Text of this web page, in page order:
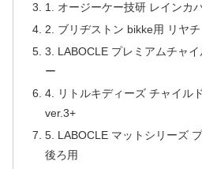
1. オージーケー技研 レインカ
2. ブリヂストン bikke用 リヤ
3. LABOCLE プレミアムチャ
ー
4. リトルキディーズ チャイル
ver.3+
5. LABOCLE マットシリーズ
後ろ用